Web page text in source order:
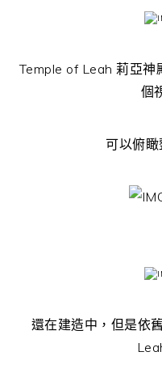
Temple of Leah 莉亞神
個
可以俯
還在建造中，但是依